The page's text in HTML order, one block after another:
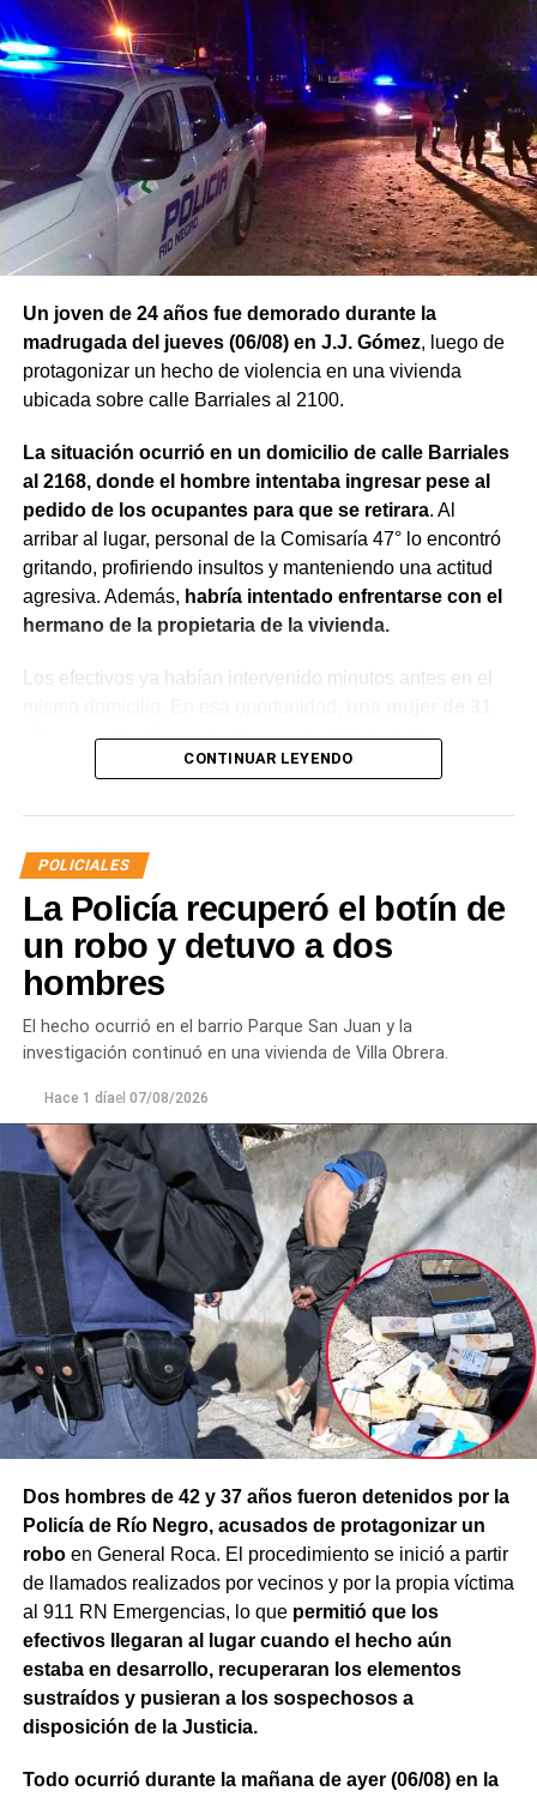
Un joven de 24 años fue demorado durante la
madrugada del jueves (06/08) en J.J. Gómez, luego de
protagonizar un hecho de violencia en una vivienda
ubicada sobre calle Barriales al 2100.
La situación ocurrió en un domicilio de calle Barriales
al 2168, donde el hombre intentaba ingresar pese al
pedido de los ocupantes para que se retirara. Al
arribar al lugar, personal de la Comisaría 47° lo encontró
gritando, profiriendo insultos y manteniendo una actitud
agresiva. Además, habría intentado enfrentarse con el
hermano de la propietaria de la vivienda.
Los efectivos ya habían intervenido minutos antes en el
años manifestó que había compartido bebidas
alcohólicas con el joven y que, en el marco de una
denuncia penal ni recibir asistencia médica y
únicamente solicitó que el joven se retirara del lugar
para evitar que el conflicto continuara.
Ante la persistencia de la conducta agresiva y el
efectivos, el hombre fue demorado con el objetivo de
mayor gravedad.
CONTINUAR LEYENDO
POLICIALES
La Policía recuperó el botín de
un robo y detuvo a dos
hombres
El hecho ocurrió en el barrio Parque San Juan y la
investigación continuó en una vivienda de Villa Obrera.
Hace 1 díael 07/08/2026
Dos hombres de 42 y 37 años fueron detenidos por la
Policía de Río Negro, acusados de protagonizar un
roboen General Roca. El procedimiento se inició a partir
de llamados realizados por vecinos y por la propia víctima
al 911 RN Emergencias, lo que permitió que los
efectivos llegaran al lugar cuando el hecho aún
estaba en desarrollo, recuperaran los elementos
sustraídos y pusieran a los sospechosos a
disposición de la Justicia.
Todo ocurrió durante la mañana de ayer (06/08) en la